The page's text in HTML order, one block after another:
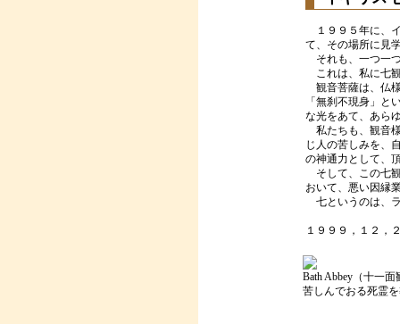
１９９５年に、
て、その場所に見
それも、一つ一
これは、私に七
観音菩薩は、仏
「無刹不現身」
な光をあて、あら
私たちも、観音
じ人の苦しみを、
の神通力として、
そして、この七
おいて、悪い因縁
七というのは、
１９９９，１
Bath Abbey（十一面
苦しんでおる死霊